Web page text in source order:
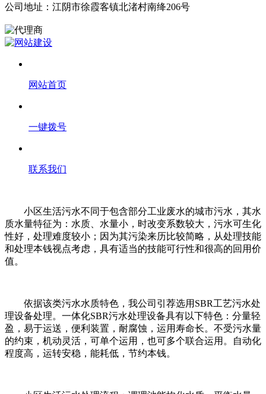
公司地址：江阴市徐霞客镇北渚村南绛206号
网站首页
一键拨号
联系我们
小区生活污水不同于包含部分工业废水的城市污水，其水
质水量特征为：水质、水量小，时改变系数较大，污水可生化
性好，处理难度较小；因为其污染来历比较简略，从处理技能
和处理本钱视点考虑，具有适当的技能可行性和很高的回用价
值。
依据该类污水水质特色，我公司引荐选用SBR工艺污水处
理设备处理。一体化SBR污水处理设备具有以下特色：分量轻
盈，易于运送，便利装置，耐腐蚀，运用寿命长。不受污水量
的约束，机动灵活，可单个运用，也可多个联合运用。自动化
程度高，运转安稳，能耗低，节约本钱。